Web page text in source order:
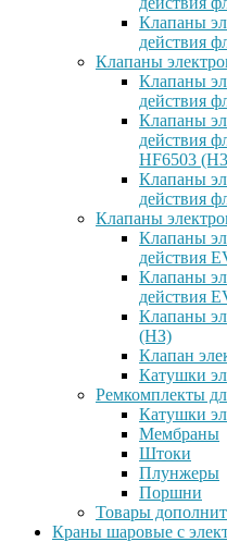
Клапаны
действия
Клапаны
Клапаны
действия
Клапаны
действия
HF6503
Клапаны
действия
Клапаны
Клапаны
действия
Клапаны
действия
Клапаны
(НЗ)
Клапан
Катушки
Ремкомплекты
Катушки
Мембраны
Штоки
Плунжеры
Поршни
Товары
Краны шаровые с